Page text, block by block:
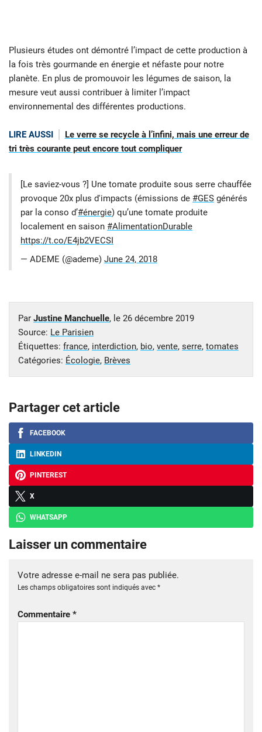
Plusieurs études ont démontré l’impact de cette production à
la fois très gourmande en énergie et néfaste pour notre
planète. En plus de promouvoir les légumes de saison, la
mesure veut aussi contribuer à limiter l’impact
environnemental des différentes productions.
LIRE AUSSI
Le verre se recycle à l’infini, mais une erreur de
tri très courante peut encore tout compliquer
[Le saviez-vous ?] Une tomate produite sous serre chauffée
provoque 20x plus d'impacts (émissions de #GES générés
par la conso d’#énergie) qu’une tomate produite
localement en saison #AlimentationDurable
https://t.co/E4jb2VECSI
— ADEME (@ademe) June 24, 2018
Par Justine Manchuelle, le 26 décembre 2019
Source: Le Parisien
Étiquettes: france, interdiction, bio, vente, serre, tomates
Catégories: Écologie, Brèves
Partager cet article
FACEBOOK
LINKEDIN
PINTEREST
X
WHATSAPP
Laisser un commentaire
Votre adresse e-mail ne sera pas publiée.
Les champs obligatoires sont indiqués avec *
Commentaire *